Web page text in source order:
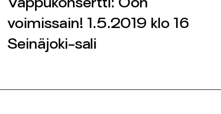
SEINÄJOEN KAUPUNGINORKESTERI 2026 ©
Vappukonsertti: Oon
voimissain! 1.5.2019 klo 16
Seinäjoki-sali
Yhteys